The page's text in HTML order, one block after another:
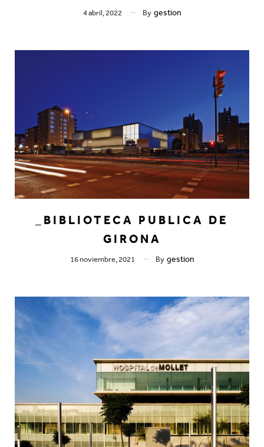
4 abril, 2022 By gestion
_BIBLIOTECA PUBLICA DE
GIRONA
16 noviembre, 2021 By gestion